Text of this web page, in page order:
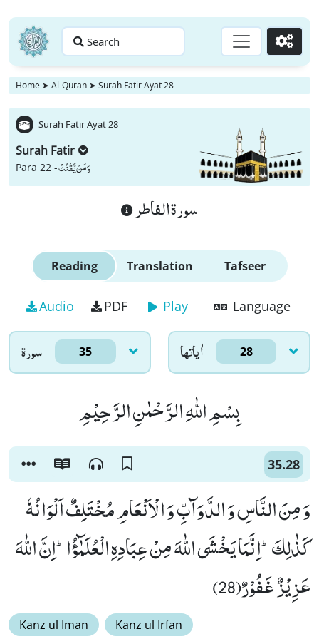
Search Go
Home ➤ Al-Quran ➤ Surah Fatir Ayat 28
Surah Fatir Ayat 28
Surah Fatir
Para 22 -وَ مَنْ یَّقْنُتْ
سورة الفاطر
Reading Translation Tafseer
Audio PDF Play Language
سورۃ 35 اٰياتها 28
بِسْمِ اللّٰهِ الرَّحْمٰنِ الرَّحِیْمِ
35.28
وَ مِنَ النَّاسِ وَ الدَّوَآبِّ وَ الْاَنْعَامِ مُخْتَلِفٌ اَلْوَانُهٗ
كَذٰلِكَؕ-اِنَّمَا یَخْشَى اللّٰهَ مِنْ عِبَادِهِ الْعُلَمٰٓؤُاؕ-اِنَّ اللّٰهَ
عَزِیْزٌ غَفُوْرٌ(28)
Kanz ul Iman Kanz ul Irfan